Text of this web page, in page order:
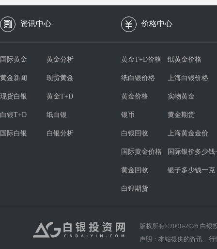
资讯中心 价格中心
国际黄金 黄金分析
黄金新闻 现货黄金
现货白银 黄金T+D
白银T+D 纸白银
国际白银 白银分析
黄金T+D价格 纸黄金价格
纸白银价格 上海白银价格
黄金价格 实物黄金
银币 黄金期货
白银回收 上海黄金金价
国际黄金价格 国际银价多少钱
黄金回收 银子多少钱一克
白银期货
版权所有©2008-2026 白银
声明：本站提供的资讯、